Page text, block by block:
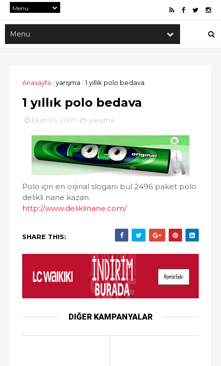
Anasayfa /yarışma /1 yıllık polo bedava
1 yıllık polo bedava
Ekim 03, 2007 yarışma
Polo için en orjinal sloganı bul 2496 paket polo
delikli nane kazan
http://www.deliklinane.com/
SHARE THIS:
DIĞER KAMPANYALAR